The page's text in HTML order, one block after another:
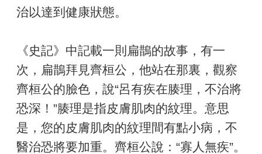
治以達到健康狀態。
《史記》中記載一則扁鵲的故事，有一
次，扁鵲拜見齊桓公，他站在那裏，觀察
齊桓公的臉色，說“呂有疾在腠理，不治將
恐深！”腠理是指皮膚肌肉的紋理。意思
是，您的皮膚肌肉的紋理間有點小病，不
醫治恐將要加重。齊桓公說：“寡人無疾”。